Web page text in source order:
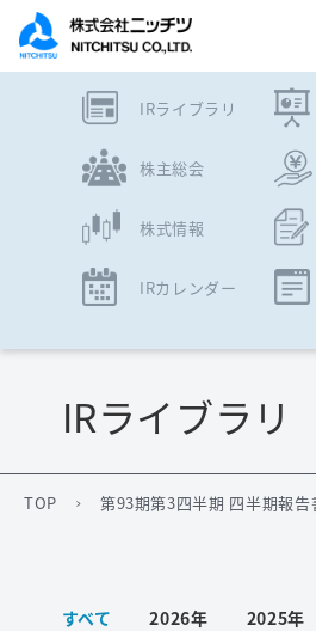
サステナビリティ
IRライブラリ
株主総会
株式情報
IRカレンダー
TOP 第93期第3四半期 四半期報告
IRライブラリ
すべて 2026年 2025年